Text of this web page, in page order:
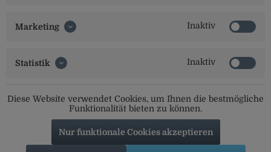
Folgt uns auf unseren Kanälen für alle Neuigkeiten:
Marketing Inaktiv
Statistik Inaktiv
Diese Website verwendet Cookies, um Ihnen die bestmögliche
Funktionalität bieten zu können.
Nur funktionale Cookies akzeptieren